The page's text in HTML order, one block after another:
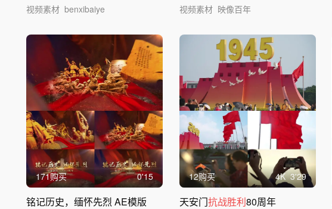
视频素材 benxibaiye 视频素材 映像百年
171购买 0'15
铭记历史，缅怀先烈 AE模版
12购买 4K 3'29
天安门抗战胜利80周年